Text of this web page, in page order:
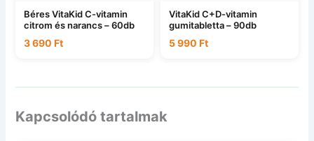
Béres VitaKid C-vitamin
citrom és narancs – 60db
3 690Ft
VitaKid C+D-vitamin
gumitabletta – 90db
5 990 Ft
Kapcsolódó tartalmak